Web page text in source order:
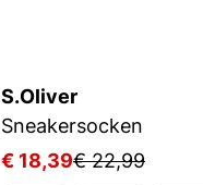
S.Oliver
Sneakersocken
€ 18,39€ 22,99